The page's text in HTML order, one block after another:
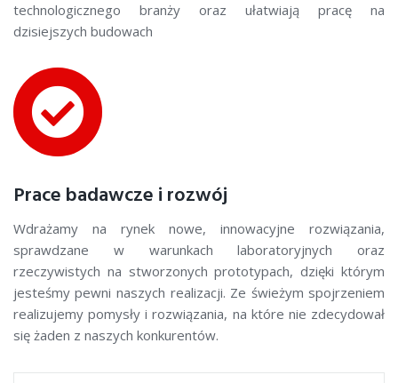
technologicznego branży oraz ułatwiają pracę na
dzisiejszych budowach
Prace badawcze i rozwój
Wdrażamy na rynek nowe, innowacyjne rozwiązania,
sprawdzane w warunkach laboratoryjnych oraz
rzeczywistych na stworzonych prototypach, dzięki którym
jesteśmy pewni naszych realizacji. Ze świeżym spojrzeniem
realizujemy pomysły i rozwiązania, na które nie zdecydował
się żaden z naszych konkurentów.